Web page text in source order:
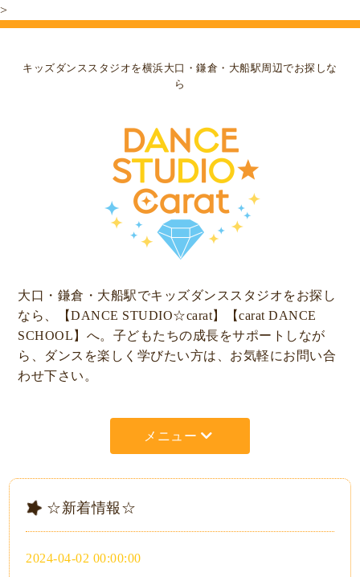
>
キッズダンススタジオを横浜大口・鎌倉・大船駅周辺でお探しな
ら
大口・鎌倉・大船駅でキッズダンススタジオをお探し
なら、【DANCE STUDIO☆carat】【carat DANCE
SCHOOL】へ。子どもたちの成長をサポートしなが
ら、ダンスを楽しく学びたい方は、お気軽にお問い合
わせ下さい。
メニュー
☆新着情報☆
2024-04-02 00:00:00